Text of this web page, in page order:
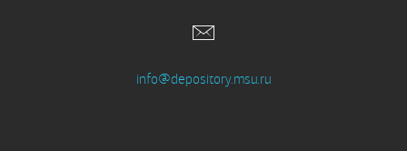
info@depository.msu.ru